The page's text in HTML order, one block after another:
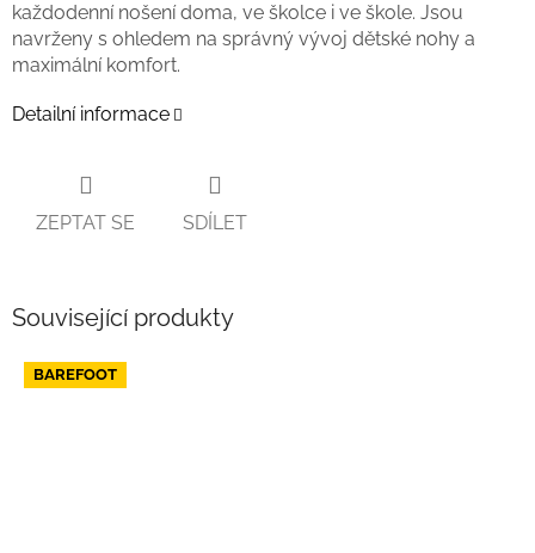
každodenní nošení doma, ve školce i ve škole. Jsou
navrženy s ohledem na správný vývoj dětské nohy a
maximální komfort.
Detailní informace
ZEPTAT SE SDÍLET
Související produkty
BAREFOOT